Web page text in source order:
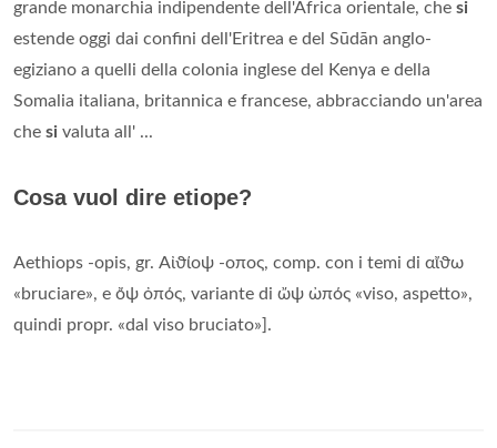
grande monarchia indipendente dell'Africa orientale, che si
estende oggi dai confini dell'Eritrea e del Sūdān anglo-
egiziano a quelli della colonia inglese del Kenya e della
Somalia italiana, britannica e francese, abbracciando un'area
che si valuta all' ...
Cosa vuol dire etiope?
Aethiops -opis, gr. Αἰϑίοψ -οπος, comp. con i temi di αἴϑω
«bruciare», e ὄψ ὀπός, variante di ὤψ ὠπός «viso, aspetto»,
quindi propr. «dal viso bruciato»].